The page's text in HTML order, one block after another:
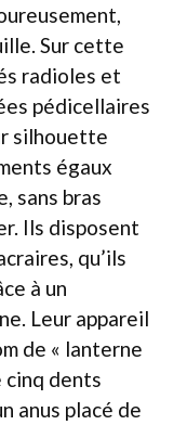
Sur cette
radioles et
pédicellaires
silhouette
égaux
sans bras
Ils disposent
qu’ils
à un
Leur appareil
de « lanterne
cinq dents
anus placé de